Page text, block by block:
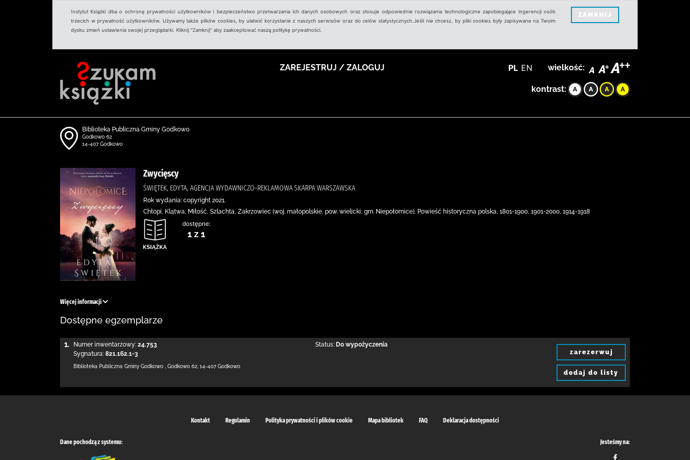
Instytut Książki dba o ochronę prywatności użytkowników i bezpieczeństwo przetwarzania ich danych osobowych oraz stosuje odpowiednie rozwiązania technologiczne zapobiegające ingerencji osób
trzecich w prywatność użytkowników. Używamy także plików cookies, by ułatwić korzystanie z naszych serwisów oraz do celów statystycznych.Jeśli nie chcesz, by pliki cookies były zapisywane na Twoim
dysku zmień ustawienia swojej przeglądarki. Kliknij "Zamknij" aby zaakceptować naszą politykę prywatności.
ZAMKNIJ
ZAREJESTRUJ / ZALOGUJ PL EN wielkość:
kontrast:
Biblioteka Publiczna Gminy Godkowo
Godkowo 62
14-407 Godkowo
Zwycięscy
ŚWIĘTEK, EDYTA, AGENCJA WYDAWNICZO-REKLAMOWA SKARPA WARSZAWSKA
Rok wydania: copyright 2021.
Chłopi, Klątwa, Miłość, Szlachta, Zakrzowiec (woj. małopolskie, pow. wielicki, gm. Niepołomice), Powieść historyczna polska, 1801-1900, 1901-2000, 1914-1918
dostępne:
1 z 1
Więcej informacji
Dostępne egzemplarze
1. Numer inwentarzowy: 24.753
Sygnatura: 821.162.1-3
Status: Do wypożyczenia
Biblioteka Publiczna Gminy Godkowo Godkowo 62 14-407 Godkowo
zarezerwuj
dodaj do listy
Kontakt Regulamin Polityka prywatności i plików cookie Mapa bibliotek FAQ Deklaracja dostępności
Dane pochodzą z systemu: Jesteśmy na: